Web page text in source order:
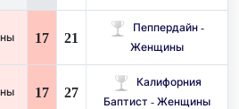
17 21
Пеппердайн -
Женщины
17 27
Калифорния
Баптист - Женщины